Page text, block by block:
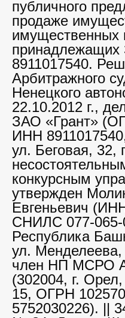
публичного
продаже
имущественных
8911017540.
Арбитражного
Ненецкого
22.10.2012 г.,
ЗАО «Грант»
ИНН
ул. Беговая, 32,
конкурсным
утвержден
Евгеньевич
СНИЛС 077-065-
Республика
ул.
член НП МСРО
(302004, г.
15, ОГРН
5752030226). ||